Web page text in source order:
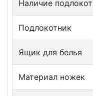
Наличие
Подлокотник
Ящик для белья
Материал ножек